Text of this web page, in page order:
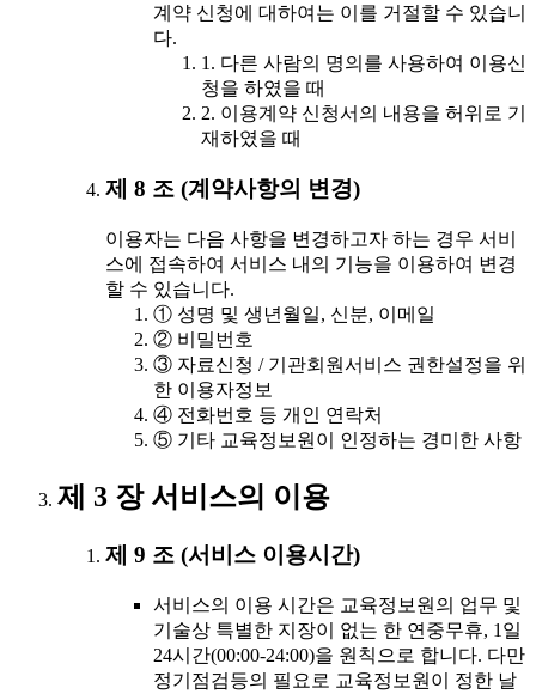
계약 신청에 대하여는 이를 거절할 수 있습니
다.
1. 다른 사람의 명의를 사용하여 이용신
청을 하였을 때
2. 이용계약 신청서의 내용을 허위로 기
재하였을 때
제 8 조 (계약사항의 변경)
이용자는 다음 사항을 변경하고자 하는 경우 서비
스에 접속하여 서비스 내의 기능을 이용하여 변경
할 수 있습니다.
① 성명 및 생년월일, 신분, 이메일
② 비밀번호
③ 자료신청 / 기관회원서비스 권한설정을 위
한 이용자정보
④ 전화번호 등 개인 연락처
⑤ 기타 교육정보원이 인정하는 경미한 사항
제 3 장 서비스의 이용
제 9 조 (서비스 이용시간)
서비스의 이용 시간은 교육정보원의 업무 및
기술상 특별한 지장이 없는 한 연중무휴, 1일
24시간(00:00-24:00)을 원칙으로 합니다. 다만
정기점검등의 필요로 교육정보원이 정한 날